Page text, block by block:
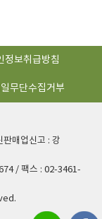
정보취급방침
무단수집거부
매업신고 : 강
/ 팩스 : 02-3461-